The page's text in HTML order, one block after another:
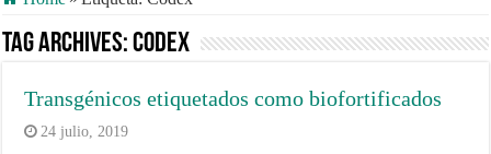
Tag Archives:Codex
Transgénicos etiquetados como biofortificados
24 julio, 2019